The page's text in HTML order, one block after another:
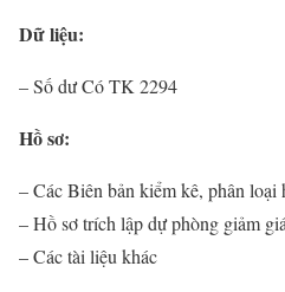
Dữ liệu:
– Số dư Có TK 2294
Hồ sơ:
– Các Biên bản kiểm kê, phân loại
– Hồ sơ trích lập dự phòng giảm
– Các tài liệu khác